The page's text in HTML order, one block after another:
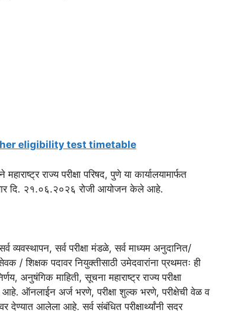
eligibility test timetable
राज्य परीक्षा परिषद, पुणे या कार्यालयामार्फत
दि. २१.०६.२०२६ रोजी आयोजन केले आहे.
सर्व परीक्षा मंडळे, सर्व माध्यम अनुदानित/
/ शिक्षक पदावर नियुक्तीसाठी उमेदवारांना प्रथमतः ही
अनुषंगिक माहिती, सूचना महाराष्ट्र राज्य परीक्षा
ऑनलाईन अर्ज भरणे, परीक्षा शुल्क भरणे, परीक्षेची वेळ व
देण्यात आलेला आहे. सर्व संबंधित परीक्षार्थ्यांनी सदर